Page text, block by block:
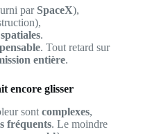
par SpaceX),
.
. Tout retard sur
entière.
encore glisser
sont complexes,
fréquents. Le moindre